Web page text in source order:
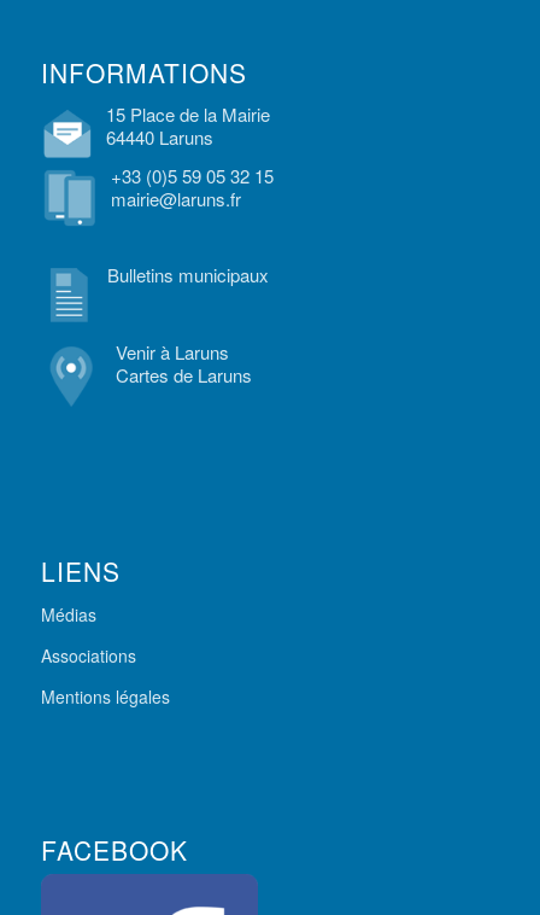
INFORMATIONS
15 Place de la Mairie
64440 Laruns
+33 (0)5 59 05 32 15
mairie@laruns.fr
Bulletins municipaux
Venir à Laruns
Cartes de Laruns
LIENS
Médias
Associations
Mentions légales
FACEBOOK